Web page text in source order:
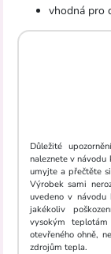
vhodná pro
Důležité
naleznete v
umyjte a přečtěte
Výrobek sami
uvedeno v
jakékoliv
vysokým
otevřeného ohně,
zdrojům tepla.